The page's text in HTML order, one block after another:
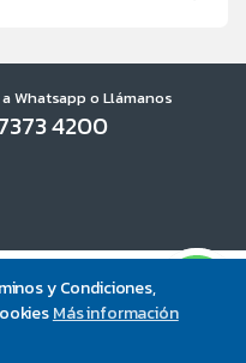
y Condiciones,
Más información
Whatsapp o Llámanos
4200